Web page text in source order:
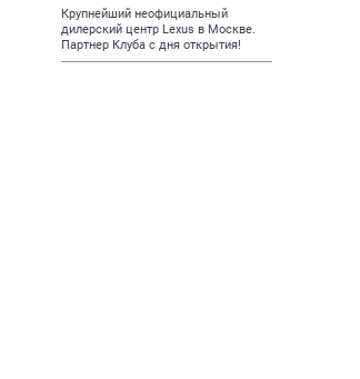
Крупнейший неофициальный
дилерский центр Lexus в Москве.
Партнер Клуба с дня открытия!